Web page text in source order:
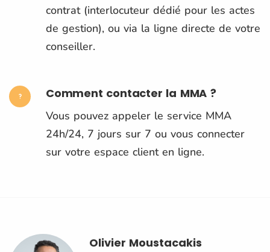
contrat (interlocuteur dédié pour les actes
de gestion), ou via la ligne directe de votre
conseiller.
Comment contacter la MMA ?
Vous pouvez appeler le service MMA
24h/24, 7 jours sur 7 ou vous connecter
sur votre espace client en ligne.
Olivier Moustacakis